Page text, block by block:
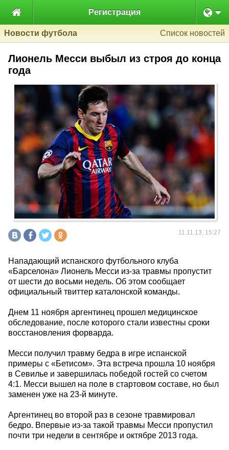
 Регистрация
Новости футбола Список новостей
Лионель Месси выбыл из строя до конца
года
11.11.13, 15:27
Нападающий испанского футбольного клуба
«Барселона» Лионель Месси из-за травмы пропустит
от шести до восьми недель. Об этом сообщает
официальный твиттер каталонской команды.
Днем 11 ноября аргентинец прошел медицинское
обследование, после которого стали известны сроки
восстановления форварда.
Месси получил травму бедра в игре испанской
примеры с «Бетисом». Эта встреча прошла 10 ноября
в Севилье и завершилась победой гостей со счетом
4:1. Месси вышел на поле в стартовом составе, но был
заменен уже на 23-й минуте.
Аргентинец во второй раз в сезоне травмировал
бедро. Впервые из-за такой травмы Месси пропустил
почти три недели в сентябре и октябре 2013 года.